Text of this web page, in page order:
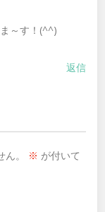
～す！(^^)
返信
。 ※ が付いて